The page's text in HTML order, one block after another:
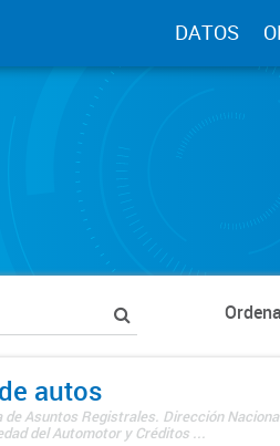
DATOS
autos
Asuntos Registrales. Dirección
del Automotor y Créditos ...